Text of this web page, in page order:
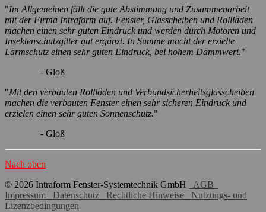
"Im Allgemeinen fällt die gute Abstimmung und Zusammenarbeit
mit der Firma Intraform auf. Fenster, Glasscheiben und Rollläden
machen einen sehr guten Eindruck und werden durch Motoren und
Insektenschutzgitter gut ergänzt. In Summe macht der erzielte
Lärmschutz einen sehr guten Eindruck, bei hohem Dämmwert."
- Gloß
"Mit den verbauten Rollläden und Verbundsicherheitsglasscheiben
machen die verbauten Fenster einen sehr sicheren Eindruck und
erzielen einen sehr guten Sonnenschutz."
- Gloß
Nach oben
© 2026 Intraform Fenster-Systemtechnik GmbH
AGB
Impressum
Datenschutz Rechtliche Hinweise
Nutzungs- und
Lizenzbedingungen